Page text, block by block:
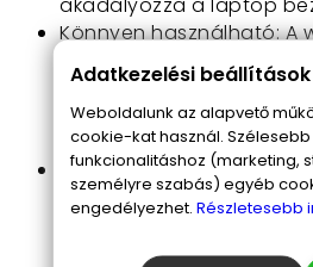
Könnyen használható: A
egyetlen egyszerű
vagy zárható. A ragasztó
felhelyezhető és nyom
szükséges eszközről.
Széleskörű kompatibilitás:
mobiltelefonhoz,
számítógéphez,
számítógéphez
Adatkezelési beállítások
Weboldalunk az alapvető
cookie-kat használ.
funkcionalitáshoz (marketing,
személyre szabás) egyéb
engedélyezhet. Részletesebb